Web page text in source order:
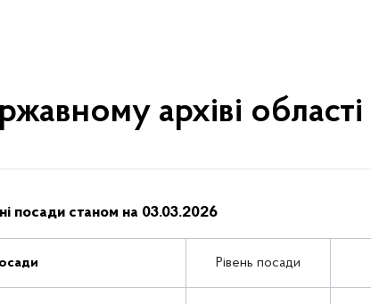
архіві області
посади станом на 03.03.2026
Рівень посади